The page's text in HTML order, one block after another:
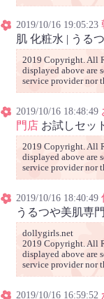
2019/10/16 19:05:23
肌 化粧水 | うる
2019 Copyright. All
displayed above are
service provider nor
2019/10/16 18:48:49
門店 お試しセッ
2019 Copyright. All
displayed above are
service provider nor
2019/10/16 18:40:49
うるつや美肌専
dollygirls.net
2019 Copyright. All
displayed above are
service provider nor
2019/10/16 16:59:52